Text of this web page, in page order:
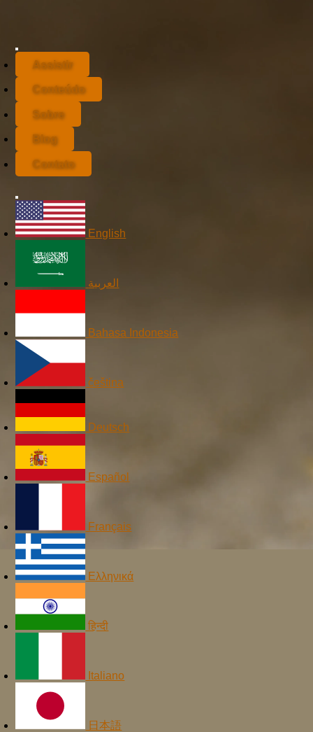
Assistir
Conteúdo
Sobre
Blog
Contato
English
العربية
Bahasa Indonesia
čeština
Deutsch
Español
Français
Ελληνικά
हिन्दी
Italiano
日本語